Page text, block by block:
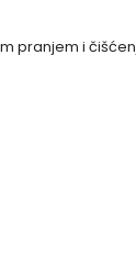
pranjem i